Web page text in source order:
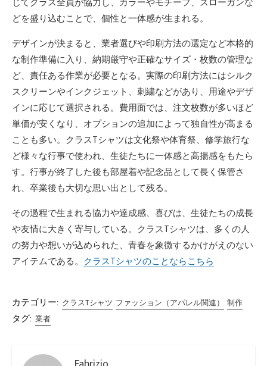
どを盛り込むことで、個性と一体感が生まれる。
デザインが決まると、業者選びや印刷方法の選定など本格的
な制作準備に入り、納期厳守や正確なサイズ・枚数の管理な
ど、責任ある作業が必要となる。実際の印刷方法にはシルク
スクリーンやインクジェット、刺繍などがあり、用途やデザ
インに応じて選択される。費用面では、注文枚数が多いほど
単価が安くなり、オプションの追加によって独自性が高まる
ことも多い。クラスTシャツは文化祭や体育祭、修学旅行な
ど様々な行事で使われ、生徒たちに一体感と高揚感をもたら
す。行事が終了した後も部屋着や記念品として長く保管さ
れ、卒業後も大切な思い出として残る。
その過程で生まれる協力や達成感、喜びは、生徒たちの成長
や友情に大きく寄与している。クラスTシャツは、多くの人
の努力や想いが込められた、青春を象徴するかけがえのない
アイテムである。 クラスTシャツのことならこちら
カテゴリー: クラスTシャツ ファッション（アパレル関連） 制作
タグ: 業者